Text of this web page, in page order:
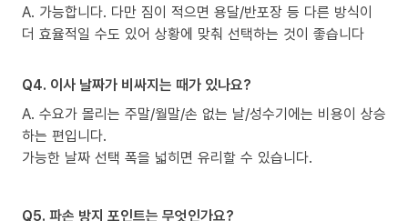
A. 가능합니다. 다만 짐이 적으면 용달/반포장 등 다른 방식이
더 효율적일 수도 있어 상황에 맞춰 선택하는 것이 좋습니다
Q4. 이사 날짜가 비싸지는 때가 있나요?
A. 수요가 몰리는 주말/월말/손 없는 날/성수기에는 비용이 상승
하는 편입니다.
가능한 날짜 선택 폭을 넓히면 유리할 수 있습니다.
Q5. 파손 방지 포인트는 무엇인가요?